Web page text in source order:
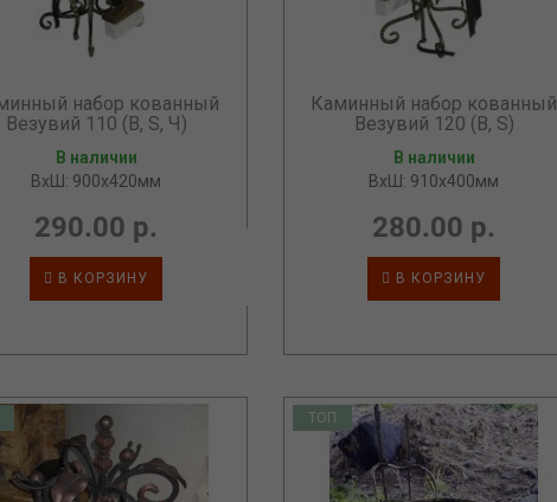
набор кованный
Везувий 110 (B, S, Ч)
В наличии
ВхШ: 900х420мм
290.00 р.
В КОРЗИНУ
Каминный набор кованный
Везувий 120 (B, S)
В наличии
ВхШ: 910х400мм
280.00 р.
В КОРЗИНУ
ТОП